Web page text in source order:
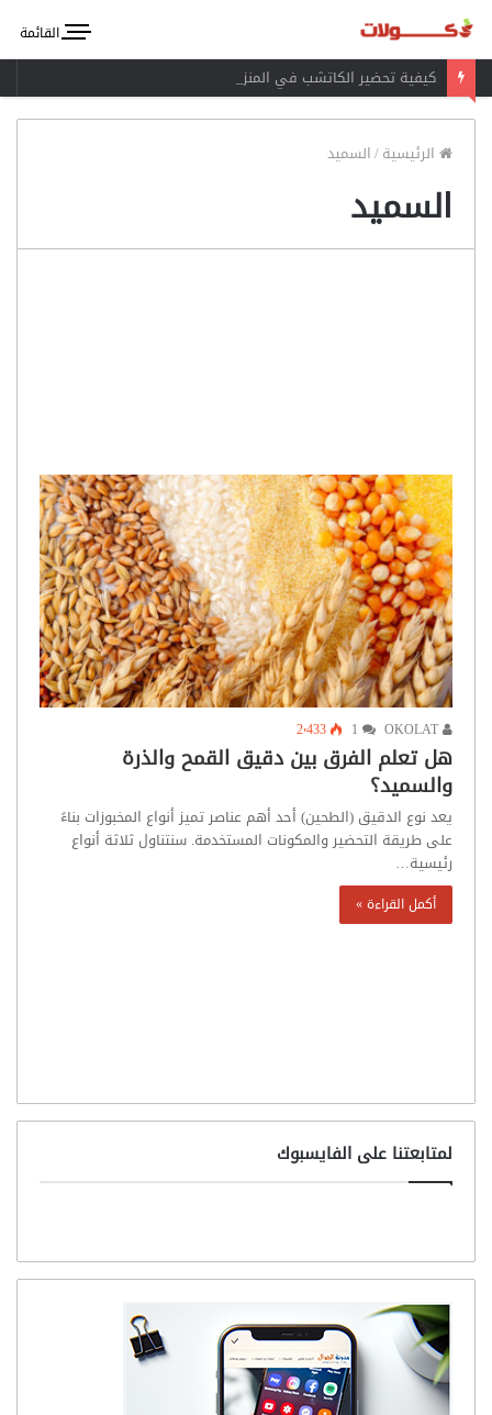
القائمة
كيفية تحضير الكاتشب في المنزل
الرئيسية/السميد
السميد
2٬433
هل تعلم الفرق بين دقيق القمح والذرة
والسميد؟
يعد نوع الدقيق (الطحين) أحد أهم عناصر تميز أنواع المخبوزات بناءً
على طريقة التحضير والمكونات المستخدمة. سنتناول ثلاثة أنواع
رئيسية…
أكمل القراءة »
لمتابعتنا على الفايسبوك